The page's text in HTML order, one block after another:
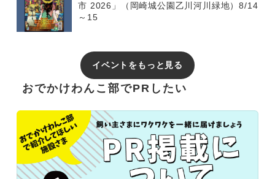
市 2026」（岡崎城公園乙川河川緑地）8/14
～15
イベントをもっと見る
おでかけわんこ部でPRしたい